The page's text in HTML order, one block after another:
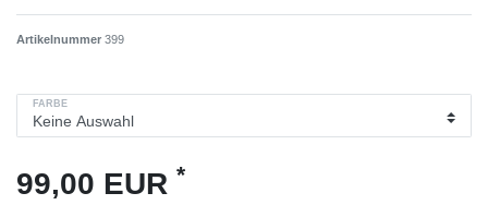
Artikelnummer 399
FARBE
99,00 EUR *